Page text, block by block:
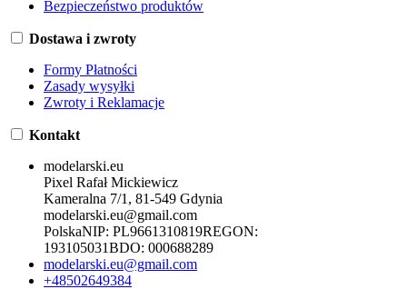
Bezpieczeństwo produktów
Dostawa i zwroty
Formy Płatności
Zasady wysyłki
Zwroty i Reklamacje
Kontakt
modelarski.eu
Pixel Rafał Mickiewicz
Kameralna 7/1, 81-549 Gdynia
modelarski.eu@gmail.com
PolskaNIP: PL9661310819REGON:
193105031BDO: 000688289
modelarski.eu@gmail.com
+48502649384